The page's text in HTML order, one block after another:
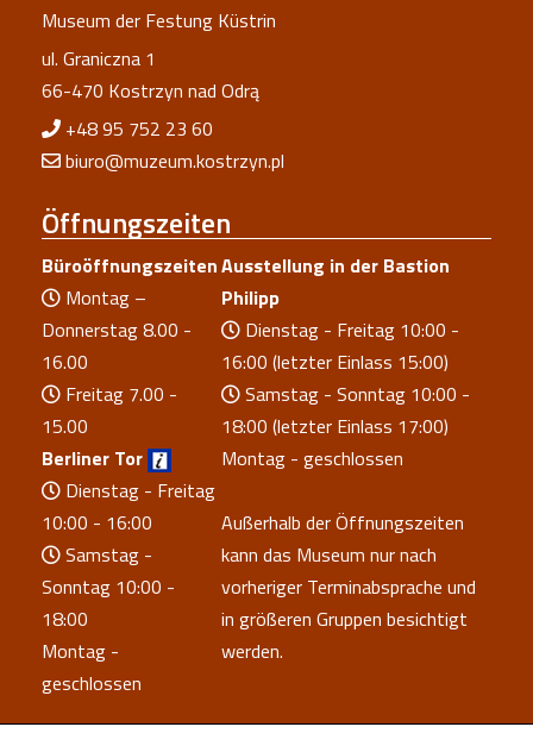
Museum der Festung Küstrin
ul. Graniczna 1
66-470 Kostrzyn nad Odrą
+48 95 752 23 60
biuro@muzeum.kostrzyn.pl
Öffnungszeiten
Büroöffnungszeiten
Montag –
Donnerstag 8.00 -
16.00
Freitag 7.00 -
15.00
Berliner Tor
Dienstag - Freitag
10:00 - 16:00
Samstag -
Sonntag 10:00 -
18:00
Montag -
geschlossen
Ausstellung in der Bastion
Philipp
Dienstag - Freitag 10:00 -
16:00 (letzter Einlass 15:00)
Samstag - Sonntag 10:00 -
18:00 (letzter Einlass 17:00)
Montag - geschlossen
Außerhalb der Öffnungszeiten
kann das Museum nur nach
vorheriger Terminabsprache und
in größeren Gruppen besichtigt
werden.